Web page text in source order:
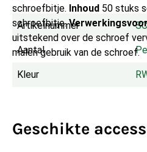
schroefbitje. Inhoud 50 stuks
schroefbitje.
uitstekend over de schroef
malen gebruik van de schroef.
Artikelnummer
Aantal
Kleur
Geschikte